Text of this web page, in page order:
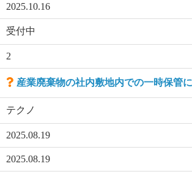
2025.10.16
受付中
2
産業廃棄物の社内敷地内での一時保管
テクノ
2025.08.19
2025.08.19